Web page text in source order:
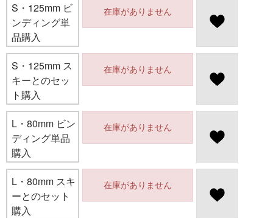
S・125mm ビ
ンディング単
品購入
在庫がありません
S・125mm ス
キーとのセッ
ト購入
在庫がありません
L・80mm ビン
ディング単品
購入
在庫がありません
L・80mm スキ
ーとのセット
購入
在庫がありません